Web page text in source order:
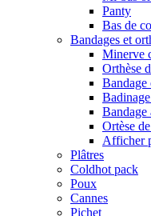
Panty
Bas de
Bandages et
Minerve
Orthèse
Bandage
Ortèse
Afficher
Plâtres
Coldhot pack
Poux
Cannes
Pichet